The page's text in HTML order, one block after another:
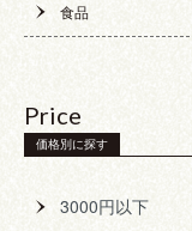
食品
Price
価格別に探す
3000円以下